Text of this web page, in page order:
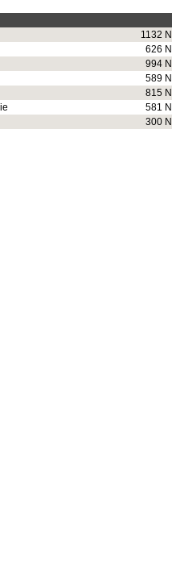
1132 N
626 N
994 N
589 N
815 N
581 N
300 N